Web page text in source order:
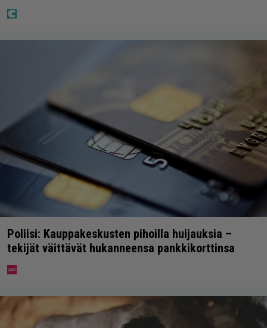
Poliisi: Kauppakeskusten pihoilla huijauksia –
tekijät väittävät hukanneensa pankkikorttinsa